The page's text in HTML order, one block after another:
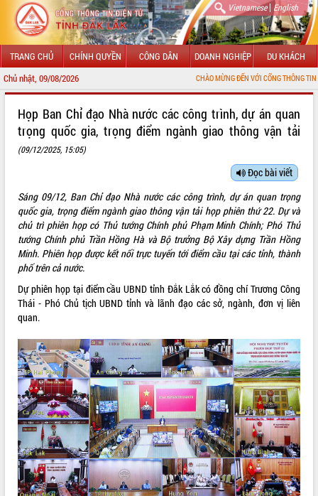
Vietnamese| English
TRANG CHỦ CHÍNH QUYỀN CÔNG DÂN DOANH NGHIỆP DU KHÁCH
Chủ nhật, 09/08/2026 CHÀO MỪNG ĐẾN VỚI CỔNG THÔNG TIN ĐIỆN TỬ
LÃNH ĐẠO UBND TỈNH
SỞ, BAN, NGÀNH
UBND CÁC XÃ, PHƯỜNG
THÔNG TIN CHỈ ĐẠO ĐIỀU HÀNH
VĂN BẢN HĐND TỈNH
ĐIỂM TIN VĂN BẢN
QUY HOẠCH - KẾ HOẠCH
Họp Ban Chỉ đạo Nhà nước các công trình, dự án quan
trọng quốc gia, trọng điểm ngành giao thông vận tải
(09/12/2025, 15:05)
Đọc bài viết
Sáng 09/12, Ban Chỉ đạo Nhà nước các công trình, dự án quan trọng
quốc gia, trọng điểm ngành giao thông vận tải họp phiên thứ 22. Dự và
chủ trì phiên họp có Thủ tướng Chính phủ Phạm Minh Chính; Phó Thủ
tướng Chính phủ Trần Hồng Hà và Bộ trưởng Bộ Xây dựng Trần Hồng
Minh. Phiên họp được kết nối trực tuyến tới điểm cầu tại các tỉnh, thành
phố trên cả nước.
Dự phiên họp tại điểm cầu UBND tỉnh Đắk Lắk có đồng chí Trương Công
Thái - Phó Chủ tịch UBND tỉnh và lãnh đạo các sở, ngành, đơn vị liên
quan.